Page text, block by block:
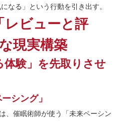
なる」という行動を引き出す。
レビューと評
現実構築
体験」を先取りさせ
シング」
、催眠術師が使う「未来ペーシン